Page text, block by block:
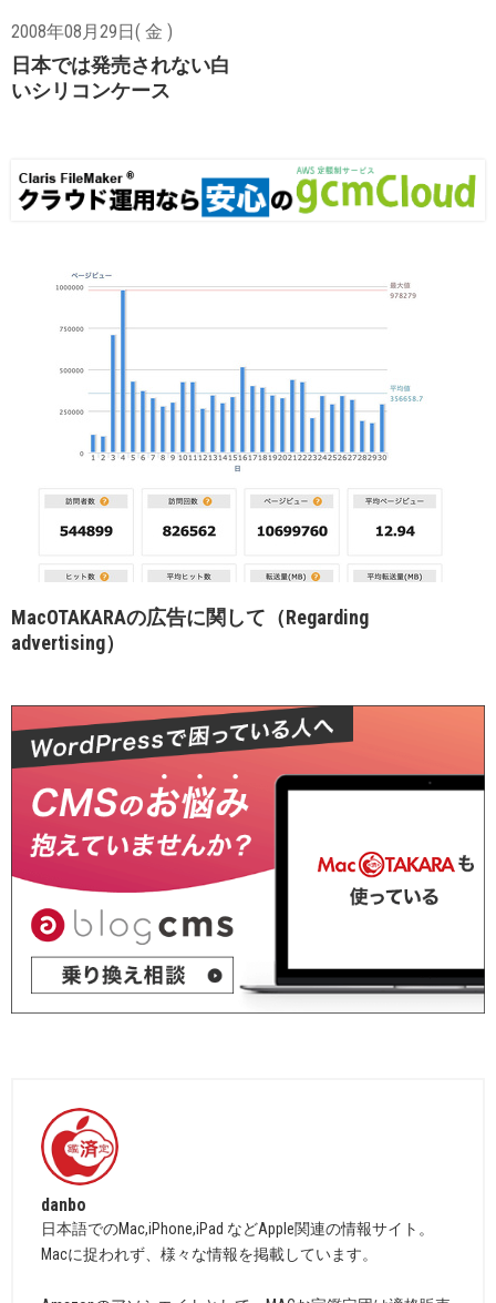
2008年08月29日( 金 )
日本では発売されない白
いシリコンケース
MacOTAKARAの広告に関して（Regarding
advertising）
danbo
日本語でのMac,iPhone,iPad などApple関連の情報サイト。
Macに捉われず、様々な情報を掲載しています。